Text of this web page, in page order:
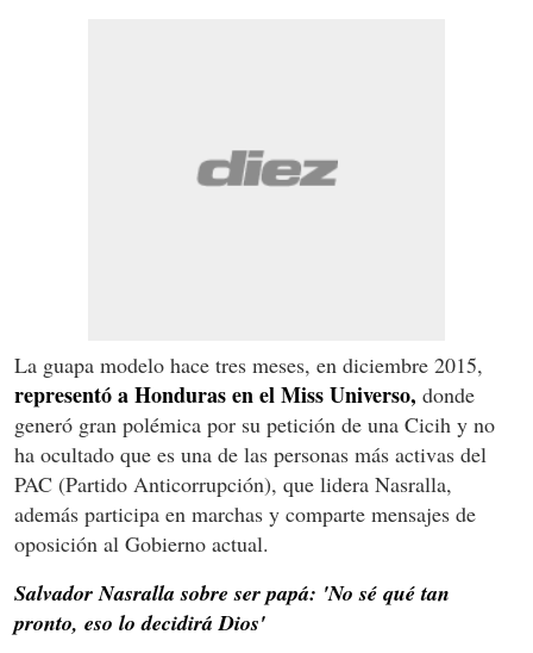
La guapa modelo hace tres meses, en diciembre 2015,
representó a Honduras en el Miss Universo, donde
generó gran polémica por su petición de una Cicih y no
ha ocultado que es una de las personas más activas del
PAC (Partido Anticorrupción), que lidera Nasralla,
además participa en marchas y comparte mensajes de
oposición al Gobierno actual.
Salvador Nasralla sobre ser papá: 'No sé qué tan
pronto, eso lo decidirá Dios'